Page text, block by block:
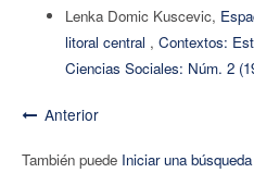
Lenka Domic Kuscevic,
litoral central , Contextos:
Ciencias Sociales: Núm. 2
Anterior
También puede Iniciar una